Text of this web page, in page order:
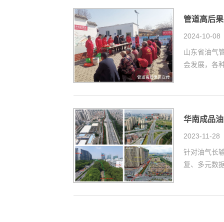
管道高后
2024-10-08
山东省油气
会发展，各
华南成品
2023-11-28
针对油气长
复、多元数